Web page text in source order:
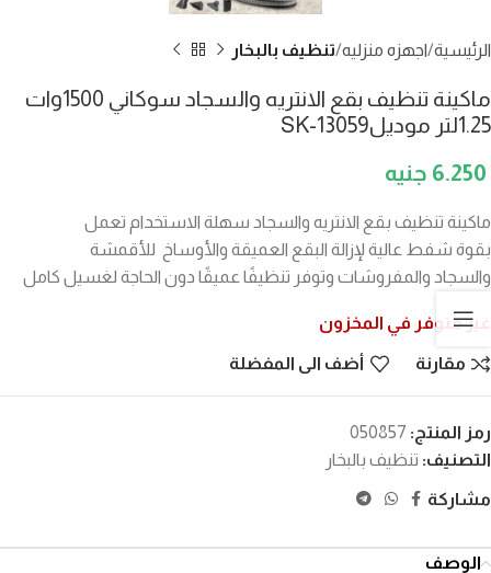
الرئيسية اجهزه منزليه تنظيف بالبخار
ماكينة تنظيف بقع الانتريه والسجاد سوكاني 1500وات
1.25لتر موديلSK-13059
6.250
ماكينة تنظيف بقع الانتريه والسجاد سهلة الاستخدام تعمل
بقوة شفط عالية لإزالة البقع العميقة والأوساخ للأقمشة
والسجاد والمفروشات وتوفر تنظيفًا عميقًا دون الحاجة لغسيل كامل
غير متوفر في المخزون
مقارنة أضف الى المفضلة
رمز المنتج: 050857
التصنيف: تنظيف بالبخار
مشاركة
الوصف